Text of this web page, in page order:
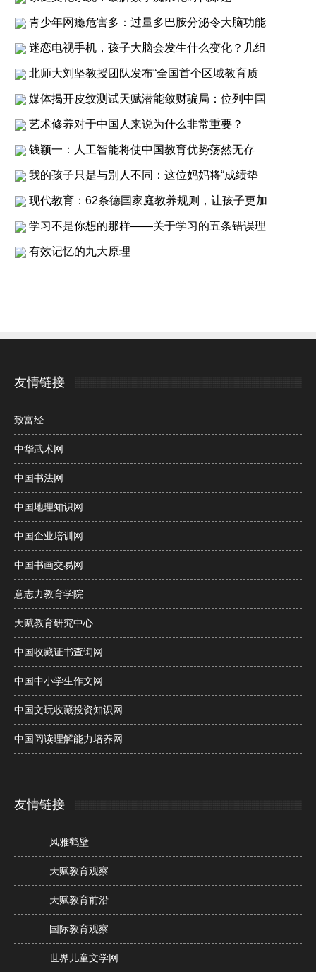
青少年网瘾危害多：过量多巴胺分泌令大脑功能
迷恋电视手机，孩子大脑会发生什么变化？几组
北师大刘坚教授团队发布“全国首个区域教育质
媒体揭开皮纹测试天赋潜能敛财骗局：位列中国
艺术修养对于中国人来说为什么非常重要？
钱颖一：人工智能将使中国教育优势荡然无存
我的孩子只是与别人不同：这位妈妈将“成绩垫
现代教育：62条德国家庭教养规则，让孩子更加
学习不是你想的那样——关于学习的五条错误理
有效记忆的九大原理
友情链接
致富经
中华武术网
中国书法网
中国地理知识网
中国企业培训网
中国书画交易网
意志力教育学院
天赋教育研究中心
中国收藏证书查询网
中国中小学生作文网
中国文玩收藏投资知识网
中国阅读理解能力培养网
友情链接
风雅鹤壁
天赋教育观察
天赋教育前沿
国际教育观察
世界儿童文学网